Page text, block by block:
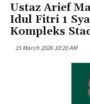
Ustaz Arief
Idul Fitri 1
Kompleks
15 March 2026 10:20 AM